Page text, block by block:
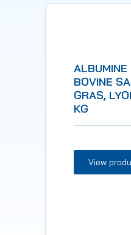
ALBUMINE
BOVINE
GRAS,
KG
View